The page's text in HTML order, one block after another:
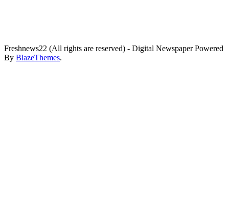
Freshnews22 (All rights are reserved) - Digital Newspaper Powered
By BlazeThemes.